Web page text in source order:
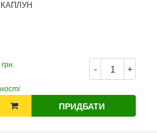
КАПЛУН
- +
грн.
ПРИДБАТИ